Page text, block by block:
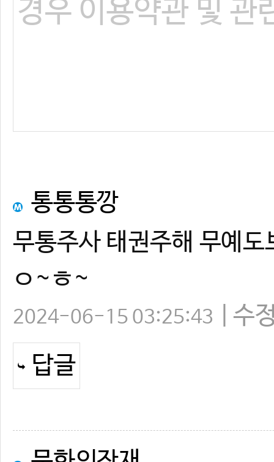
통통통깡
무통주사 태권주해 무예
ㅇ~ㅎ~
2024-06-15 03:25:43
수
답글